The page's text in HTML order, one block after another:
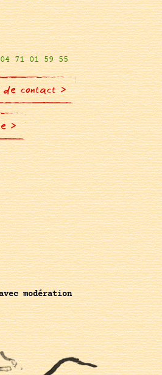
04 71 01 59 55
de contact >
>
modération